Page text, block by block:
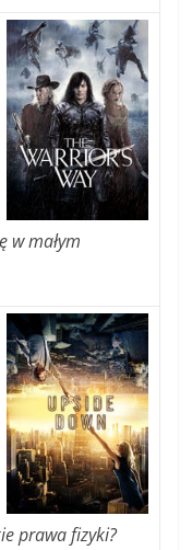
w małym
prawa fizyki?